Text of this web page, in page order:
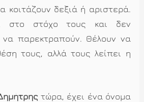
κοιτάζουν δεξιά ή αριστερά.
στο στόχο τους και δεν
να παρεκτραπούν. Θέλουν να
τους, αλλά τους λείπει η
τώρα, έχει ένα όνομα